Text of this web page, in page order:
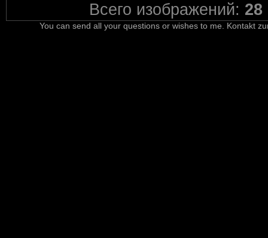
Всего изображений: 28
You can send all your questions or wishes to me. Kontakt